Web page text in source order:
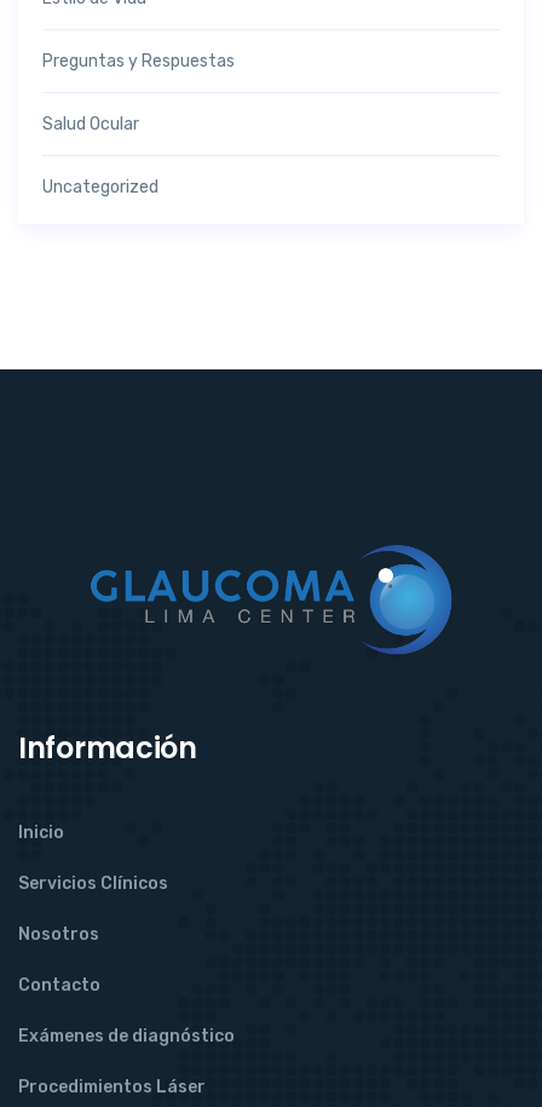
Preguntas y Respuestas
Salud Ocular
Uncategorized
Información
Inicio
Servicios Clínicos
Nosotros
Contacto
Exámenes de diagnóstico
Procedimientos Láser